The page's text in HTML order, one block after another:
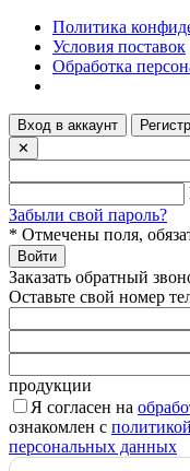
Политика
Условия поставок
Обработка
Вход в аккаунт
✕
Забыли свой пароль?
* Отмечены поля,
Войти
Заказать обратный
Оставьте свой номер
продукции
Я согласен на
ознакомлен с
персональных данных